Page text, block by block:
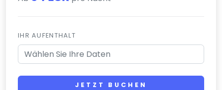
IHR AUFENTHALT
JETZT BUCHEN